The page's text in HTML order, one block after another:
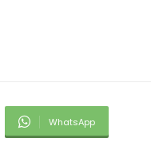
WhatsApp